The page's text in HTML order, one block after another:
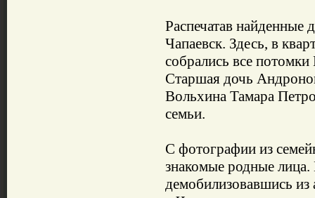
Распечатав найденные
Чапаевск. Здесь, в
собрались все
Старшая дочь
Вольхина Тамара
семьи.
С фотографии из
знакомые родные
демобилизовавшись из